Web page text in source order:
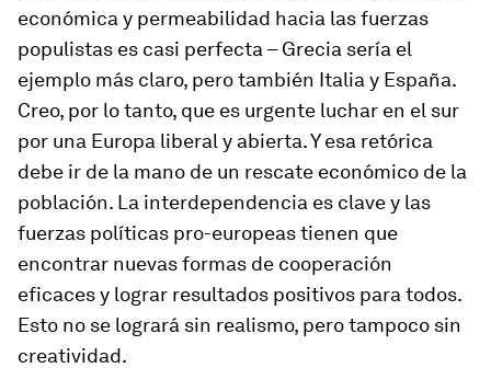
económica y permeabilidad hacia las fuerzas
populistas es casi perfecta – Grecia sería el
ejemplo más claro, pero también Italia y España.
Creo, por lo tanto, que es urgente luchar en el sur
por una Europa liberal y abierta. Y esa retórica
debe ir de la mano de un rescate económico de la
población. La interdependencia es clave y las
fuerzas políticas pro-europeas tienen que
encontrar nuevas formas de cooperación
eficaces y lograr resultados positivos para todos.
Esto no se logrará sin realismo, pero tampoco sin
creatividad.